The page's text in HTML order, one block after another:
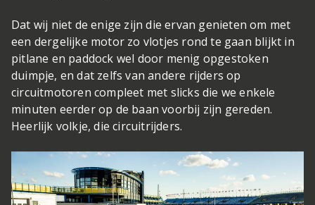
Dat wij niet de enige zijn die ervan genieten om met
een dergelijke motor zo vlotjes rond te gaan blijkt in
pitlane en paddock wel door menig opgestoken
duimpje, en dat zelfs van andere rijders op
circuitmotoren compleet met slicks die we enkele
minuten eerder op de baan voorbij zijn gereden.
Heerlijk volkje, die circuitrijders.